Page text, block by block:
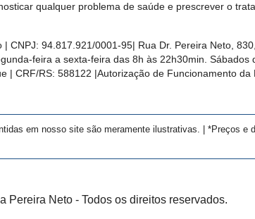
qualquer problema de saúde e prescrever o
| CNPJ: 94.817.921/0001-95| Rua Dr. Pereira Neto,
feira a sexta-feira das 8h às 22h30min.
| CRF/RS: 588122 |Autorização de Funcionamento da
em nosso site são meramente ilustrativas. | *Preços e
Pereira Neto - Todos os direitos reservados.